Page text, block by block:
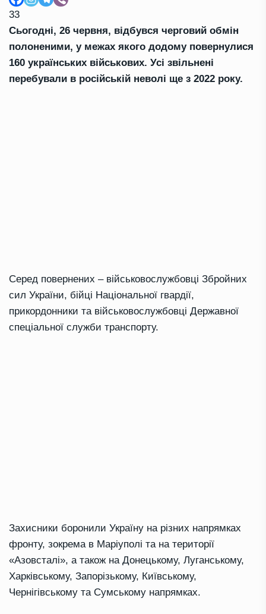
33
Сьогодні, 26 червня, відбувся черговий обмін
полоненими, у межах якого додому повернулися
160 українських військових. Усі звільнені
перебували в російській неволі ще з 2022 року.
Серед повернених – військовослужбовці Збройних
сил України, бійці Національної гвардії,
прикордонники та військовослужбовці Державної
спеціальної служби транспорту.
Захисники боронили Україну на різних напрямках
фронту, зокрема в Маріуполі та на території
«Азовсталі», а також на Донецькому, Луганському,
Харківському, Запорізькому, Київському,
Чернігівському та Сумському напрямках.